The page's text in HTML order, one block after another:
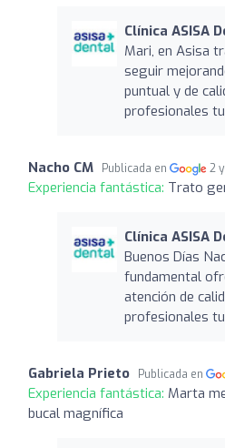
Clínica ASISA
Mari, en Asisa
seguir
puntual y de
profesionales
Nacho CM Publicada en 2
Experiencia fantástica: Trato
Clínica ASISA
Buenos Días
fundamental
atención de
profesionales
Gabriela Prieto Publicada en
Experiencia fantástica: Marta
bucal magnífica